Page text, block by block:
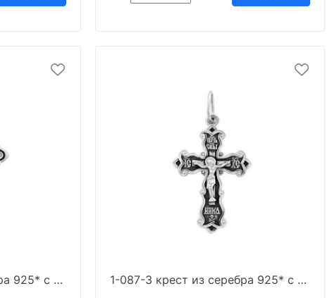
1-086-3 крест из серебра 925* с частичным чернен 1-087-3 крест из серебра 925* с частичным чернен